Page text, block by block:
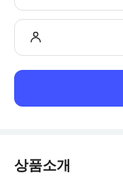
상품소개